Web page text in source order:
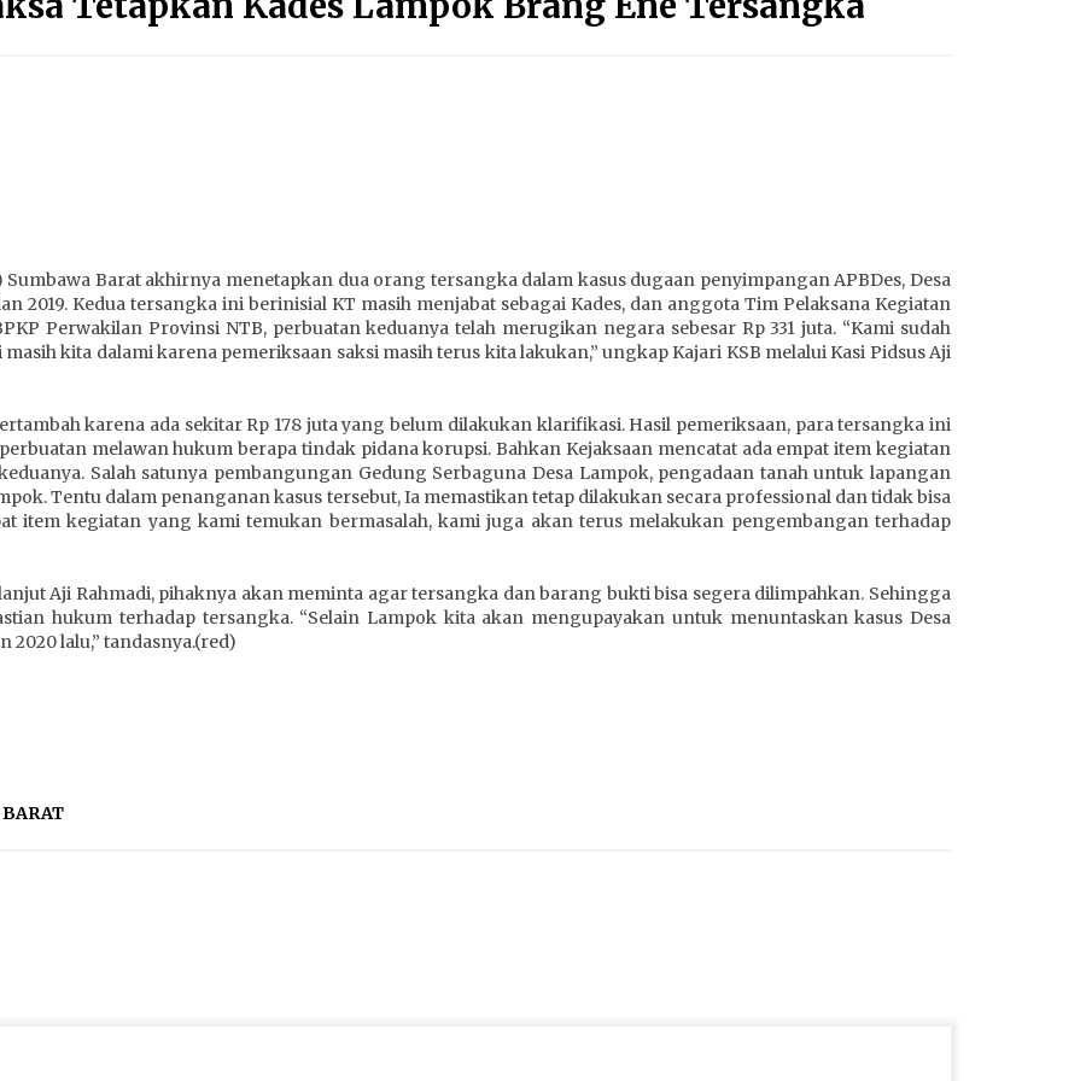
Sumbawa Pastikan Proses
dalam Mengurus Administrasi
Fraksi – Fraksi DPRD Sumbawa
4 minggu ago
Berjuang pada PORPROV XII NTB
20264 minggu ago
Dosen UTS Siap Kembangkan
4 minggu ago
Terapkan “Polantas Menyapa”,
yang Profesional
4 minggu ago
Sumbawa Barat akhirnya menetapkan dua orang tersangka dalam kasus dugaan penyimpangan APBDes, Desa
2019. Kedua tersangka ini berinisial KT masih menjabat sebagai Kades, dan anggota Tim Pelaksana Kegiatan
Perwakilan Provinsi NTB, perbuatan keduanya telah merugikan negara sebesar Rp 331 juta. “Kami sudah
kita dalami karena pemeriksaan saksi masih terus kita lakukan,” ungkap Kajari KSB melalui Kasi Pidsus Aji
karena ada sekitar Rp 178 juta yang belum dilakukan klarifikasi. Hasil pemeriksaan, para tersangka ini
melawan hukum berapa tindak pidana korupsi. Bahkan Kejaksaan mencatat ada empat item kegiatan
Salah satunya pembangungan Gedung Serbaguna Desa Lampok, pengadaan tanah untuk lapangan
Tentu dalam penanganan kasus tersebut, Ia memastikan tetap dilakukan secara professional dan tidak bisa
item kegiatan yang kami temukan bermasalah, kami juga akan terus melakukan pengembangan terhadap
Aji Rahmadi, pihaknya akan meminta agar tersangka dan barang bukti bisa segera dilimpahkan. Sehingga
hukum terhadap tersangka. “Selain Lampok kita akan mengupayakan untuk menuntaskan kasus Desa
2020 lalu,” tandasnya.(red)
BARAT